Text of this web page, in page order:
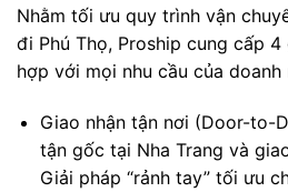
Nhằm tối ưu quy trình vận
đi Phú Thọ, Proship cung cấp
hợp với mọi nhu cầu của doanh
Giao nhận tận nơi (Door-to-
tận gốc tại Nha Trang và
Giải pháp “rảnh tay” tối ưu